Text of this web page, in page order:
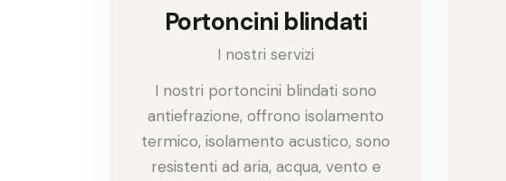
Portoncini blindati
I nostri servizi
I nostri portoncini blindati sono
antiefrazione, offrono isolamento
termico, isolamento acustico, sono
resistenti ad aria, acqua, vento e